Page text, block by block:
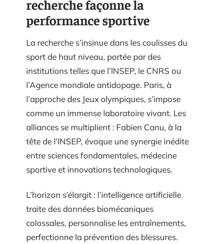
recherche façonne la
performance sportive
La recherche s’insinue dans les coulisses du
sport de haut niveau, portée par des
institutions telles que l’INSEP, le CNRS ou
l’Agence mondiale antidopage. Paris, à
l’approche des Jeux olympiques, s’impose
comme un immense laboratoire vivant. Les
alliances se multiplient : Fabien Canu, à la
tête de l’INSEP, évoque une synergie inédite
entre sciences fondamentales, médecine
sportive et innovations technologiques.
L’horizon s’élargit : l’intelligence artificielle
traite des données biomécaniques
colossales, personnalise les entraînements,
perfectionne la prévention des blessures.